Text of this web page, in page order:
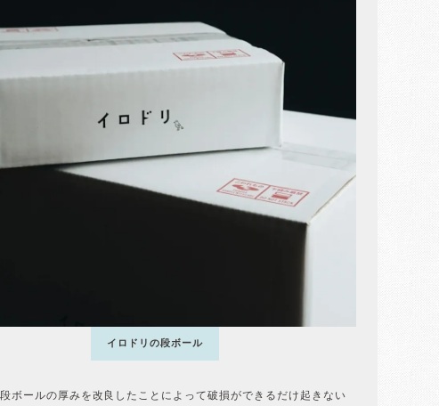
イロドリの段ボール
ボールの厚みを改良したことによって破損ができるだけ起きない